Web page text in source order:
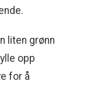
liten grønn
opp
for å